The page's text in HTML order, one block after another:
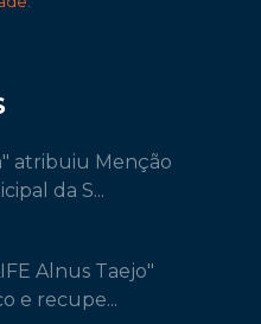
atribuiu Menção
da S...
Alnus Taejo"
e recupe...